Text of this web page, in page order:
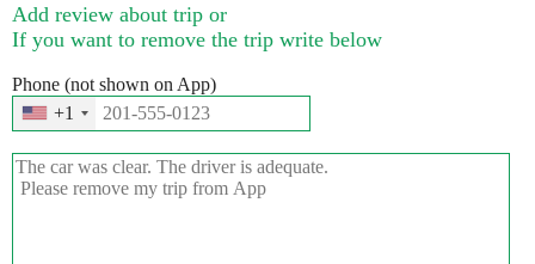
Add review about trip or
If you want to remove the trip write below
Phone (not shown on App)
+1